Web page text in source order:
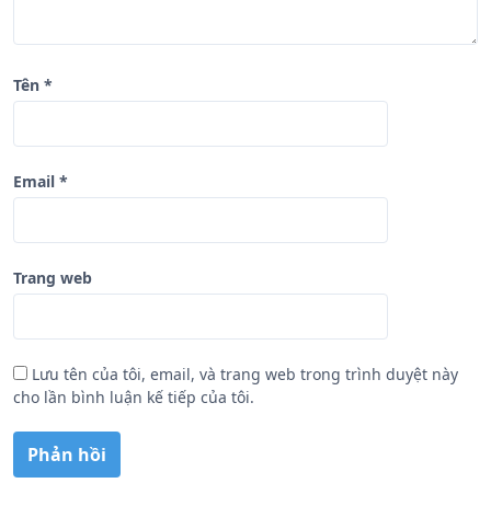
Tên *
Email *
Trang web
Lưu tên của tôi, email, và trang web trong trình duyệt này
cho lần bình luận kế tiếp của tôi.